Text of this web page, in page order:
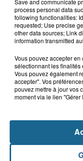
Saint-Omer :
après
la-
Save and communicate
process personal data
following functionalities:
requested; Use precise
other data sources; Link
information transmitted
Vous pouvez accepter en
sélectionnant les finalités
Vous pouvez également
accepter". Vos
pouvez mettre à jour vos
moment via le lien